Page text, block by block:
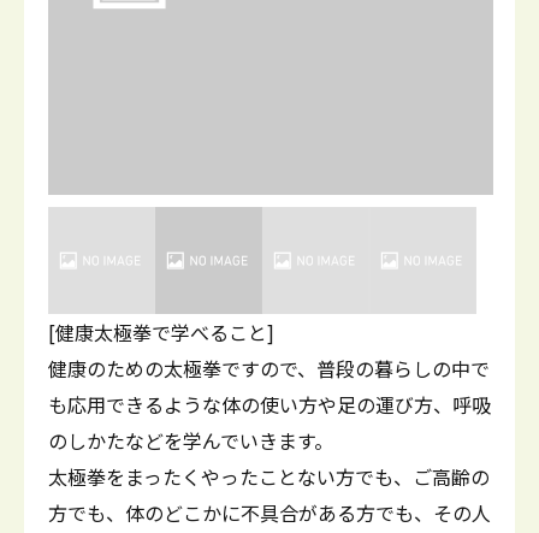
[健康太極拳で学べること]
健康のための太極拳ですので、普段の暮らしの中で
も応用できるような体の使い方や足の運び方、呼吸
のしかたなどを学んでいきます。
太極拳をまったくやったことない方でも、ご高齢の
方でも、体のどこかに不具合がある方でも、その人